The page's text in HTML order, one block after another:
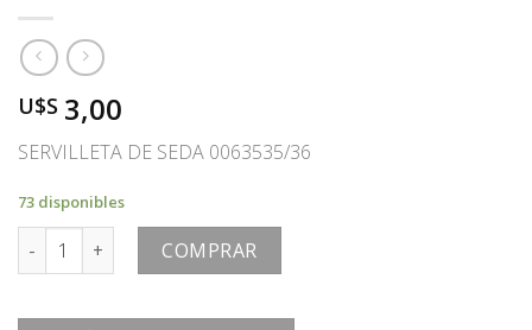
U$S 3,00
SERVILLETA DE SEDA 0063535/36
73 disponibles
SERVILLETA cantidadCOMPRAR